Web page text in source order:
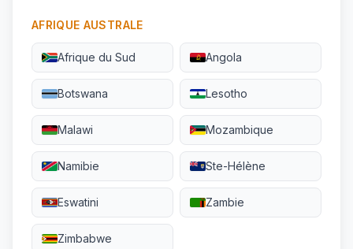
AFRIQUE AUSTRALE
Afrique du Sud Angola
Botswana Lesotho
Malawi Mozambique
Namibie Ste-Hélène
Eswatini Zambie
Zimbabwe